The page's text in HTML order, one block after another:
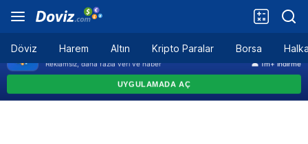
Döviz Harem Altın Kripto Paralar Borsa